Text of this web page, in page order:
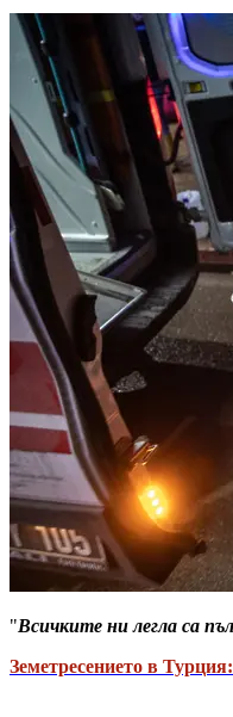
"Всичките ни легла са
Земетресението в